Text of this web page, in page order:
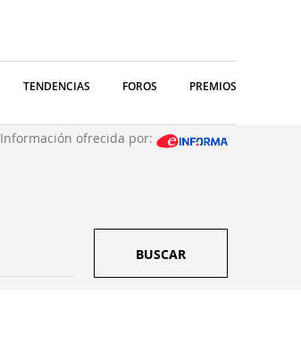
TENDENCIAS FOROS PREMIOS
Información ofrecida por:
BUSCAR